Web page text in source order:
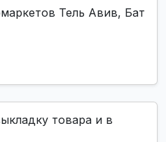
Тель Авив, Бат
товара и в